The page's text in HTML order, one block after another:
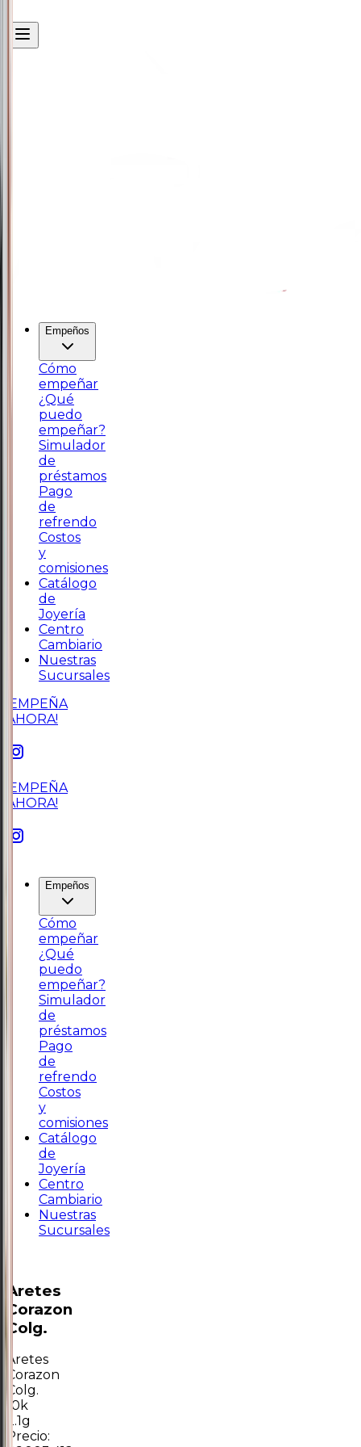
Empeños
Cómo
empeñar
¿Qué
puedo
empeñar?
Simulador
de
préstamos
Pago
de
refrendo
Costos
y
comisiones
Catálogo
de
Joyería
Centro
Cambiario
Nuestras
Sucursales
¡EMPEÑA
AHORA!
¡EMPEÑA
AHORA!
Empeños
Cómo
empeñar
¿Qué
puedo
empeñar?
Simulador
de
préstamos
Pago
de
refrendo
Costos
y
comisiones
Catálogo
de
Joyería
Centro
Cambiario
Nuestras
Sucursales
Aretes
Corazon
Colg.
Aretes
Corazon
Colg.
10k
2.1g
Precio: